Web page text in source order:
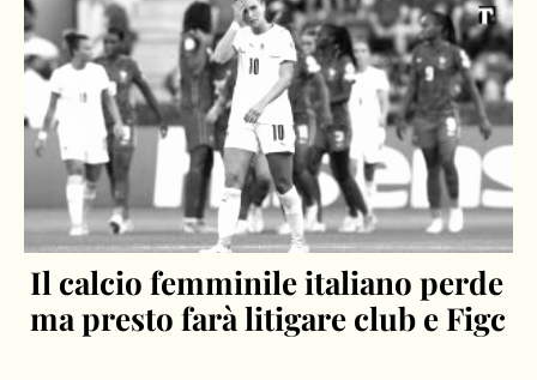
Il calcio femminile italiano perde
ma presto farà litigare club e Figc